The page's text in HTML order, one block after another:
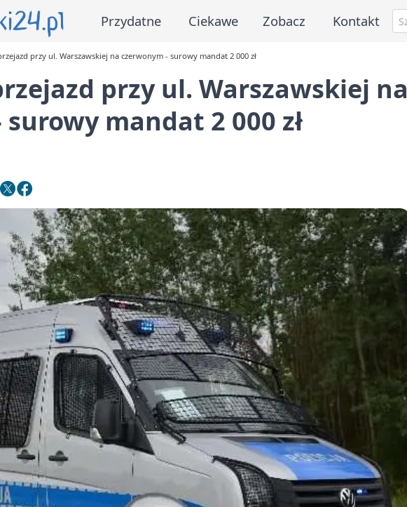
Przydatne Ciekawe Zobacz Kontakt
przy ul. Warszawskiej na czerwonym - surowy mandat 2 000 zł
przy ul. Warszawskiej na
mandat 2 000 zł